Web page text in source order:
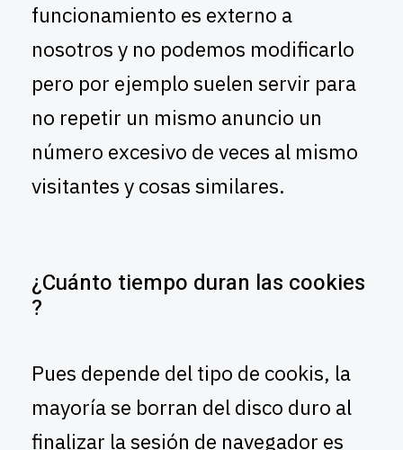
funcionamiento es externo a
nosotros y no podemos modificarlo
pero por ejemplo suelen servir para
no repetir un mismo anuncio un
número excesivo de veces al mismo
visitantes y cosas similares.
¿Cuánto tiempo duran las cookies
?
Pues depende del tipo de cookis, la
mayoría se borran del disco duro al
finalizar la sesión de navegador es